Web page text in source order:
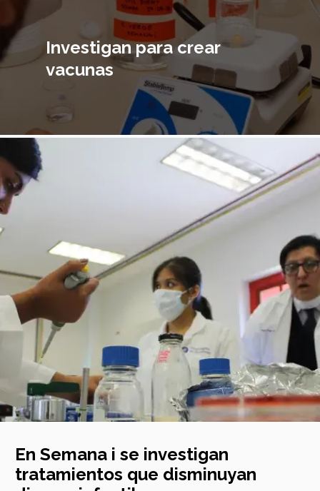
Investigan para crear
vacunas
En Semana i se investigan
tratamientos que disminuyan